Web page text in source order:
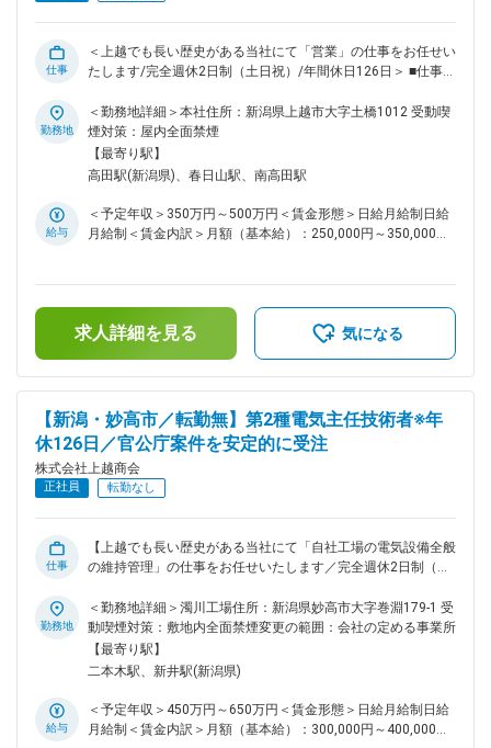
仕事
＜上越でも長い歴史がある当社にて「営業」の仕事をお任せい
たします/完全週休2日制（土日祝）/年間休日126日＞ ■仕事内
公庁・ゼネコン・ＪＲ・民営鉄道会社・土木建設関連会社）の
ニーズ収集や工事の受注・納品の日程や数量等の社内調整等に
なります。 冬期間は道路除雪作業があります。 業務知識習得
のため原石採取工場等の勤務を１年以上経験していただきま
す。 ■当社について 当社のメイン事業は砂や砂利、砕石の採
取・販売です。当事業は官公庁からも安定的にニーズを獲得し
善・従業員の定着という観点からも「休日日数の変更」「ITシ
ステムによる業務効率化」を進めていく方針です。
勤務地
＜勤務地詳細＞本社住所：新潟県上越市大字土橋1012 受動喫
煙対策：屋内全面禁煙
【最寄り駅】
高田駅(新潟県)、春日山駅、南高田駅
給与
＜予定年収＞350万円～500万円＜賃金形態＞日給月給制日給
月給制＜賃金内訳＞月額（基本給）：250,000円～350,000円/
下する可能性があります。月給(月額)は固定手当を含めた表記
です。
求人詳細を見る 気になる
【新潟・妙高市／転勤無】第2種電気主任技術者※年
休126日／官公庁案件を安定的に受注
株式会社上越商会
正社員 転勤なし
仕事
【上越でも長い歴史がある当社にて「自社工場の電気設備全般
の維持管理」の仕事をお任せいたします／完全週休2日制（土
備の維持管理を第2種電気主任技術者としての仕事をお任せい
たします。 12月～3月の冬の期間は工場休止で大掛かりメンテ
ナンス工事等を行う事がありますのでそのための維持管理をし
て頂きます。 ＜具体的な業務＞ ・工場の高圧設備の点検・保
ての業務 ・電気設備の維持管理 ・メンテナンス業務 ・施工計
画書の作成（修繕が必要になる場合） ・修繕工事依頼の外注
勤務地
＜勤務地詳細＞濁川工場住所：新潟県妙高市大字巻淵179-1 受
動喫煙対策：敷地内全面禁煙変更の範囲：会社の定める事業所
【最寄り駅】
二本木駅、新井駅(新潟県)
給与
＜予定年収＞450万円～650万円＜賃金形態＞日給月給制日給
月給制＜賃金内訳＞月額（基本給）：300,000円～400,000円/